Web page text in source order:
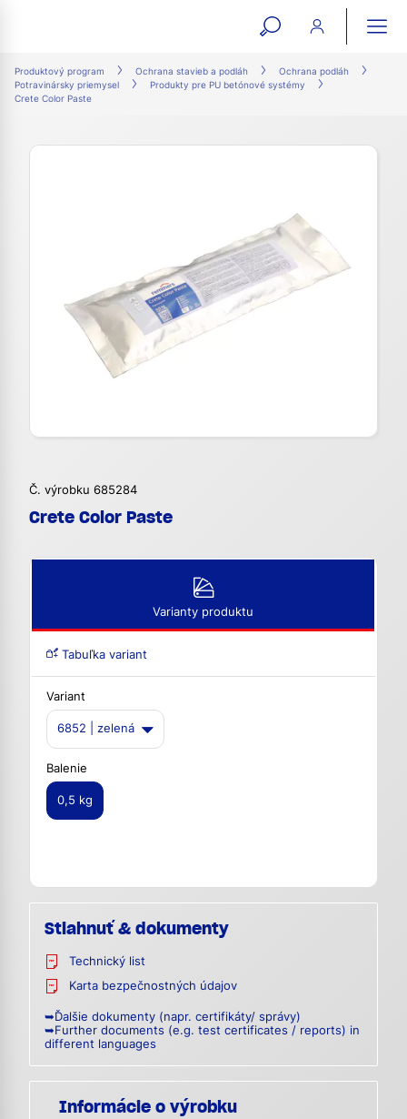
open
search
form
Produktový program Ochrana stavieb a podláh
Ochrana podláh
Potravinársky priemysel
Produkty pre PU betónové systémy
Crete Color Paste
Č. výrobku 685284
Crete Color Paste
Varianty produktu
Tabuľka variant
Variant
6852 | zelená
Balenie
0,5 kg
Stiahnuť & dokumenty
Technický list
Karta bezpečnostných údajov
➥Ďalšie dokumenty (napr. certifikáty/ správy)
➥Further documents (e.g. test certificates / reports) in
different languages
Informácie o výrobku